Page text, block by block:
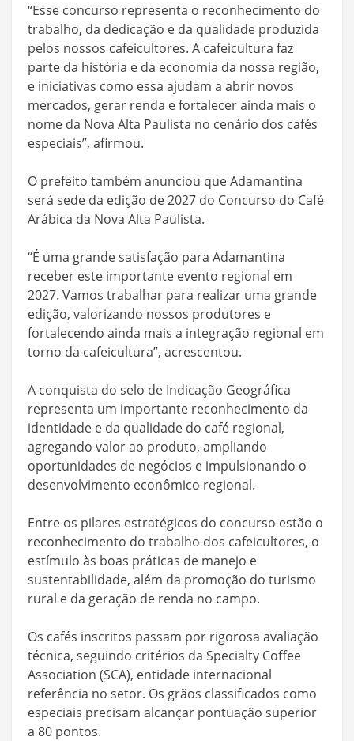
“Esse concurso representa o reconhecimento do
trabalho, da dedicação e da qualidade produzida
pelos nossos cafeicultores. A cafeicultura faz
parte da história e da economia da nossa região,
e iniciativas como essa ajudam a abrir novos
mercados, gerar renda e fortalecer ainda mais o
nome da Nova Alta Paulista no cenário dos cafés
especiais”, afirmou.
O prefeito também anunciou que Adamantina
será sede da edição de 2027 do Concurso do Café
Arábica da Nova Alta Paulista.
“É uma grande satisfação para Adamantina
receber este importante evento regional em
2027. Vamos trabalhar para realizar uma grande
edição, valorizando nossos produtores e
fortalecendo ainda mais a integração regional em
torno da cafeicultura”, acrescentou.
A conquista do selo de Indicação Geográfica
representa um importante reconhecimento da
identidade e da qualidade do café regional,
agregando valor ao produto, ampliando
oportunidades de negócios e impulsionando o
desenvolvimento econômico regional.
Entre os pilares estratégicos do concurso estão o
reconhecimento do trabalho dos cafeicultores, o
estímulo às boas práticas de manejo e
sustentabilidade, além da promoção do turismo
rural e da geração de renda no campo.
Os cafés inscritos passam por rigorosa avaliação
técnica, seguindo critérios da Specialty Coffee
Association (SCA), entidade internacional
referência no setor. Os grãos classificados como
especiais precisam alcançar pontuação superior
a 80 pontos.